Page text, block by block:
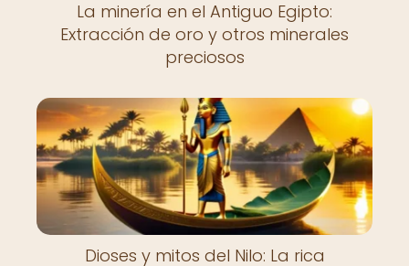
La minería en el Antiguo Egipto:
Extracción de oro y otros minerales
preciosos
Dioses y mitos del Nilo: La rica